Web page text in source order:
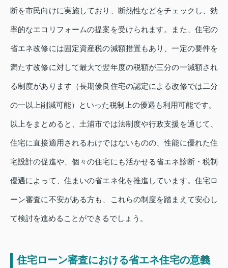
断を市民向けに実施しており、断熱性などをチェックし、効
率的なエコリフォームの提案を受けられます。また、住宅の
省エネ改修には固定資産税の減額措置もあり、一定の要件を
満たす改修に対して最大で翌年度の税額が三分の一減額され
る制度があります（長期優良住宅の認定による改修では二分
の一以上削減可能）といった税制上の優遇も利用可能です。
以上をまとめると、土浦市では法制度や行政支援を通じて、
住宅に直接適用されるわけではないものの、性能に優れた住
宅設計の促進や、個々の住宅にも活かせる省エネ診断・税制
優遇によって、住まいの省エネ化を推進しています。住宅ロ
ーン審査に不安がある方も、これらの制度を踏まえて安心し
て検討を進めることができるでしょう。
住宅ローン審査における省エネ住宅の意義